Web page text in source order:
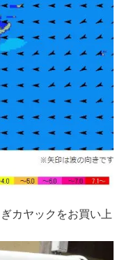
カヤックをお買い上